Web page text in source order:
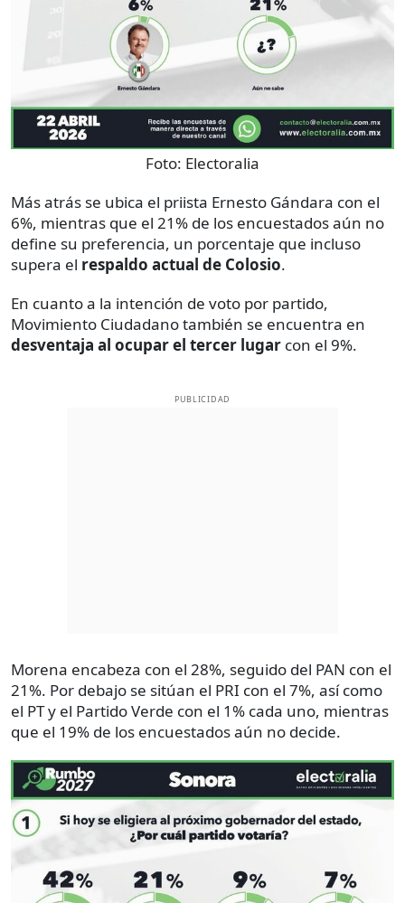
Foto: Electoralia
Más atrás se ubica el priista Ernesto Gándara con el
6%, mientras que el 21% de los encuestados aún no
define su preferencia, un porcentaje que incluso
supera el respaldo actual de Colosio.
En cuanto a la intención de voto por partido,
Movimiento Ciudadano también se encuentra en
desventaja al ocupar el tercer lugar con el 9%.
PUBLICIDAD
Morena encabeza con el 28%, seguido del PAN con el
21%. Por debajo se sitúan el PRI con el 7%, así como
el PT y el Partido Verde con el 1% cada uno, mientras
que el 19% de los encuestados aún no decide.